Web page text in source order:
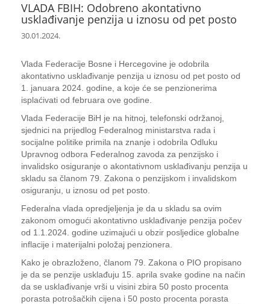
VLADA FBIH: Odobreno akontativno
usklađivanje penzija u iznosu od pet posto
30.01.2024.
Vlada Federacije Bosne i Hercegovine je odobrila
akontativno usklađivanje penzija u iznosu od pet posto od
1. januara 2024. godine, a koje će se penzionerima
isplaćivati od februara ove godine.
Vlada Federacije BiH je na hitnoj, telefonski održanoj,
sjednici na prijedlog Federalnog ministarstva rada i
socijalne politike primila na znanje i odobrila Odluku
Upravnog odbora Federalnog zavoda za penzijsko i
invalidsko osiguranje o akontativnom usklađivanju penzija u
skladu sa članom 79. Zakona o penzijskom i invalidskom
osiguranju, u iznosu od pet posto.
Federalna vlada opredjeljenja je da u skladu sa ovim
zakonom omogući akontativno usklađivanje penzija počev
od 1.1.2024. godine uzimajući u obzir posljedice globalne
inflacije i materijalni položaj penzionera.
Kako je obrazloženo, članom 79. Zakona o PIO propisano
je da se penzije usklađuju 15. aprila svake godine na način
da se usklađivanje vrši u visini zbira 50 posto procenta
porasta potrošačkih cijena i 50 posto procenta porasta